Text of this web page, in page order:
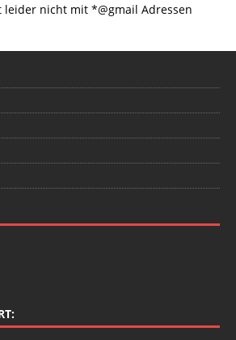
nicht mit *@gmail Adressen